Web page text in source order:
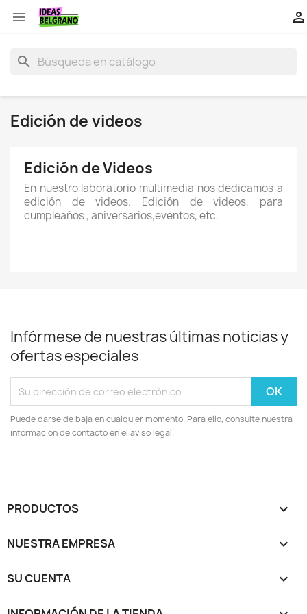
 
search
Edición de videos
Edición de Videos
En nuestro laboratorio multimedia nos dedicamos a
edición de videos. Edición de videos, para
cumpleaños , aniversarios,eventos, etc.
Infórmese de nuestras últimas noticias y
ofertas especiales
Puede darse de baja en cualquier momento. Para ello, consulte nuestra
información de contacto en el aviso legal.
PRODUCTOS 
NUESTRA EMPRESA 
SU CUENTA 